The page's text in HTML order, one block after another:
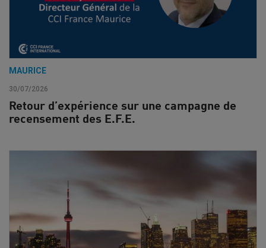
MAURICE
30/07/2026
Retour d’expérience sur une campagne de
recensement des E.F.E.